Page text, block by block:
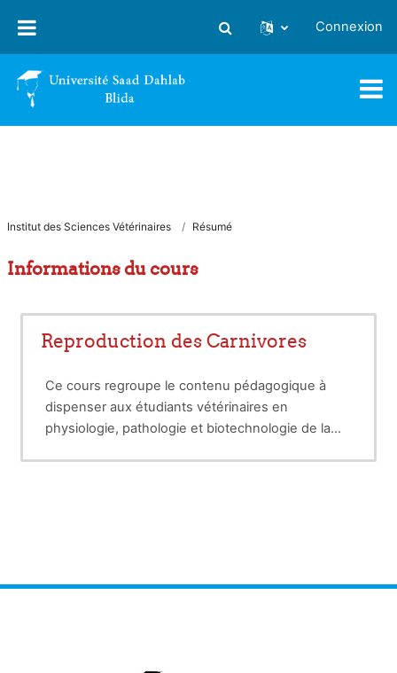
Activer/désactiver la saisie
Connexion
Institut des Sciences Vétérinaires Résumé
Informations du cours
Reproduction des Carnivores
Ce cours regroupe le contenu pédagogique à
dispenser aux étudiants vétérinaires en
physiologie, pathologie et biotechnologie de la